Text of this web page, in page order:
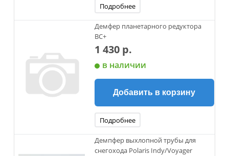
Подробнее
Демфер планетарного редуктора
ВС+
1 430 р.
в наличии
Добавить в корзину
Подробнее
Демпфер выхлопной трубы для
снегохода Polaris Indy/Voyager